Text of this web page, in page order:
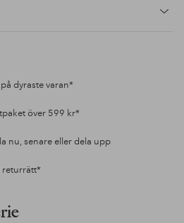
dyraste varan*
över 599 kr*
nu, senare eller dela upp
returrätt*